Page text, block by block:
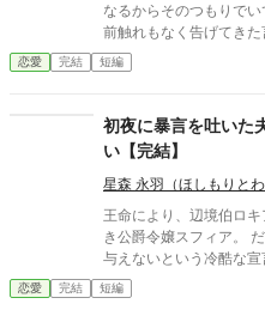
なるからそのつもりでいてくれ」 普段ほとんど
前触れもなく告げてき
間”の契約を終わらせることにした。 赤の
とはしない。 不要なものに
切り捨ててしまいましょ
恋愛 完結 短編
初夜に暴言を吐いた
い【完結】
星森 永羽（ほしもりとわ
王命により、辺境伯ロ
き公爵令嬢スフィア。
与えないという冷酷な宣
た花嫁」と罵ったロキア
消し、教会から届いたの
恋愛 完結 短編